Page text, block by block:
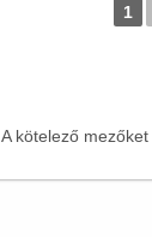
1
A kötelező mezőket